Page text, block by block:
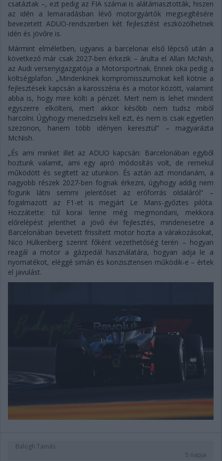
csatáztak –, ezt pedig az FIA számai is alátámasztották, hiszen
az idén a lemaradásban lévő motorgyártók megsegítésére
bevezetett ADUO-rendszerben két fejlesztést eszközölhetnek
idén és jövőre is.
Mármint elméletben, ugyanis a barcelonai első lépcső után a
következő már csak 2027-ben érkezik – árulta el Allan McNish,
az Audi versenyigazgatója a Motorsportnak. Ennek oka pedig a
költségplafon. „Mindenkinek kompromisszumokat kell kötnie a
fejlesztések kapcsán a karosszéria és a motor között, valamint
abba is, hogy mire költi a pénzét. Mert nem is lehet mindent
egyszerre elkölteni, mert akkor később nem tudsz miből
harcolni. Úgyhogy menedzselni kell ezt, és nem is csak egyetlen
szezonon, hanem több idényen keresztül” – magyarázta
McNish.
„És ami minket illet az ADUO kapcsán: Barcelonában egyből
hoztunk valamit, ami egy apró módosítás volt, de remekül
működött és segített az utunkon. És aztán azt mondanám, a
nagyobb részek 2027-ben fognak érkezni, úgyhogy addig nem
fogunk látni semmi jelentőset az erőforrás oldaláról” –
fogalmazott az F1-et is megjárt Le Mans-győztes pilóta.
Hozzátette: túl korai lenne még megmondani, mekkora
előrelépést jelenthet a jövő évi fejlesztés, mindenesetre a
Barcelonában bevetett frissített motor hozta a várakozásokat,
Nico Hülkenberg szerint főként vezethetőség terén – hogyan
reagál a motor a gázpedál használatára, hogyan adja le a
nyomatékot, eléggé simán és konzisztensen működik-e – értek
el javulást.
Balogh Tamás
5 napja